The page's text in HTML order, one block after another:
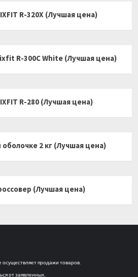
R-320X (Лучшая цена)
R-300C White (Лучшая цена)
R-280 (Лучшая цена)
оболочке 2 кг (Лучшая цена)
(Лучшая цена)
продажи товаров.
от заявленных.